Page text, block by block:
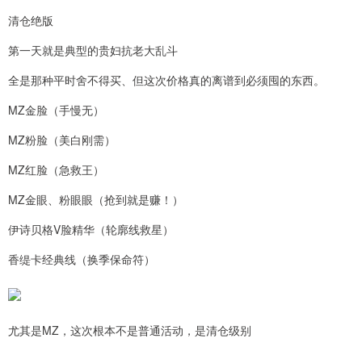
清仓绝版
第一天就是典型的贵妇抗老大乱斗
全是那种平时舍不得买、但这次价格真的离谱到必须囤的东西。
MZ金脸（手慢无）
MZ粉脸（美白刚需）
MZ红脸（急救王）
MZ金眼、粉眼眼（抢到就是赚！）
伊诗贝格V脸精华（轮廓线救星）
香缇卡经典线（换季保命符）
尤其是MZ，这次根本不是普通活动，是清仓级别